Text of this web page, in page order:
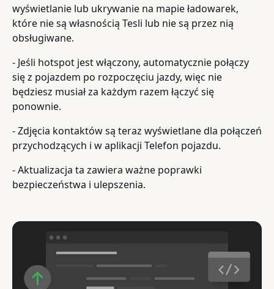
wyświetlanie lub ukrywanie na mapie ładowarek,
które nie są własnością Tesli lub nie są przez nią
obsługiwane.
- Jeśli hotspot jest włączony, automatycznie połączy
się z pojazdem po rozpoczęciu jazdy, więc nie
będziesz musiał za każdym razem łączyć się
ponownie.
- Zdjęcia kontaktów są teraz wyświetlane dla połączeń
przychodzących i w aplikacji Telefon pojazdu.
- Aktualizacja ta zawiera ważne poprawki
bezpieczeństwa i ulepszenia.